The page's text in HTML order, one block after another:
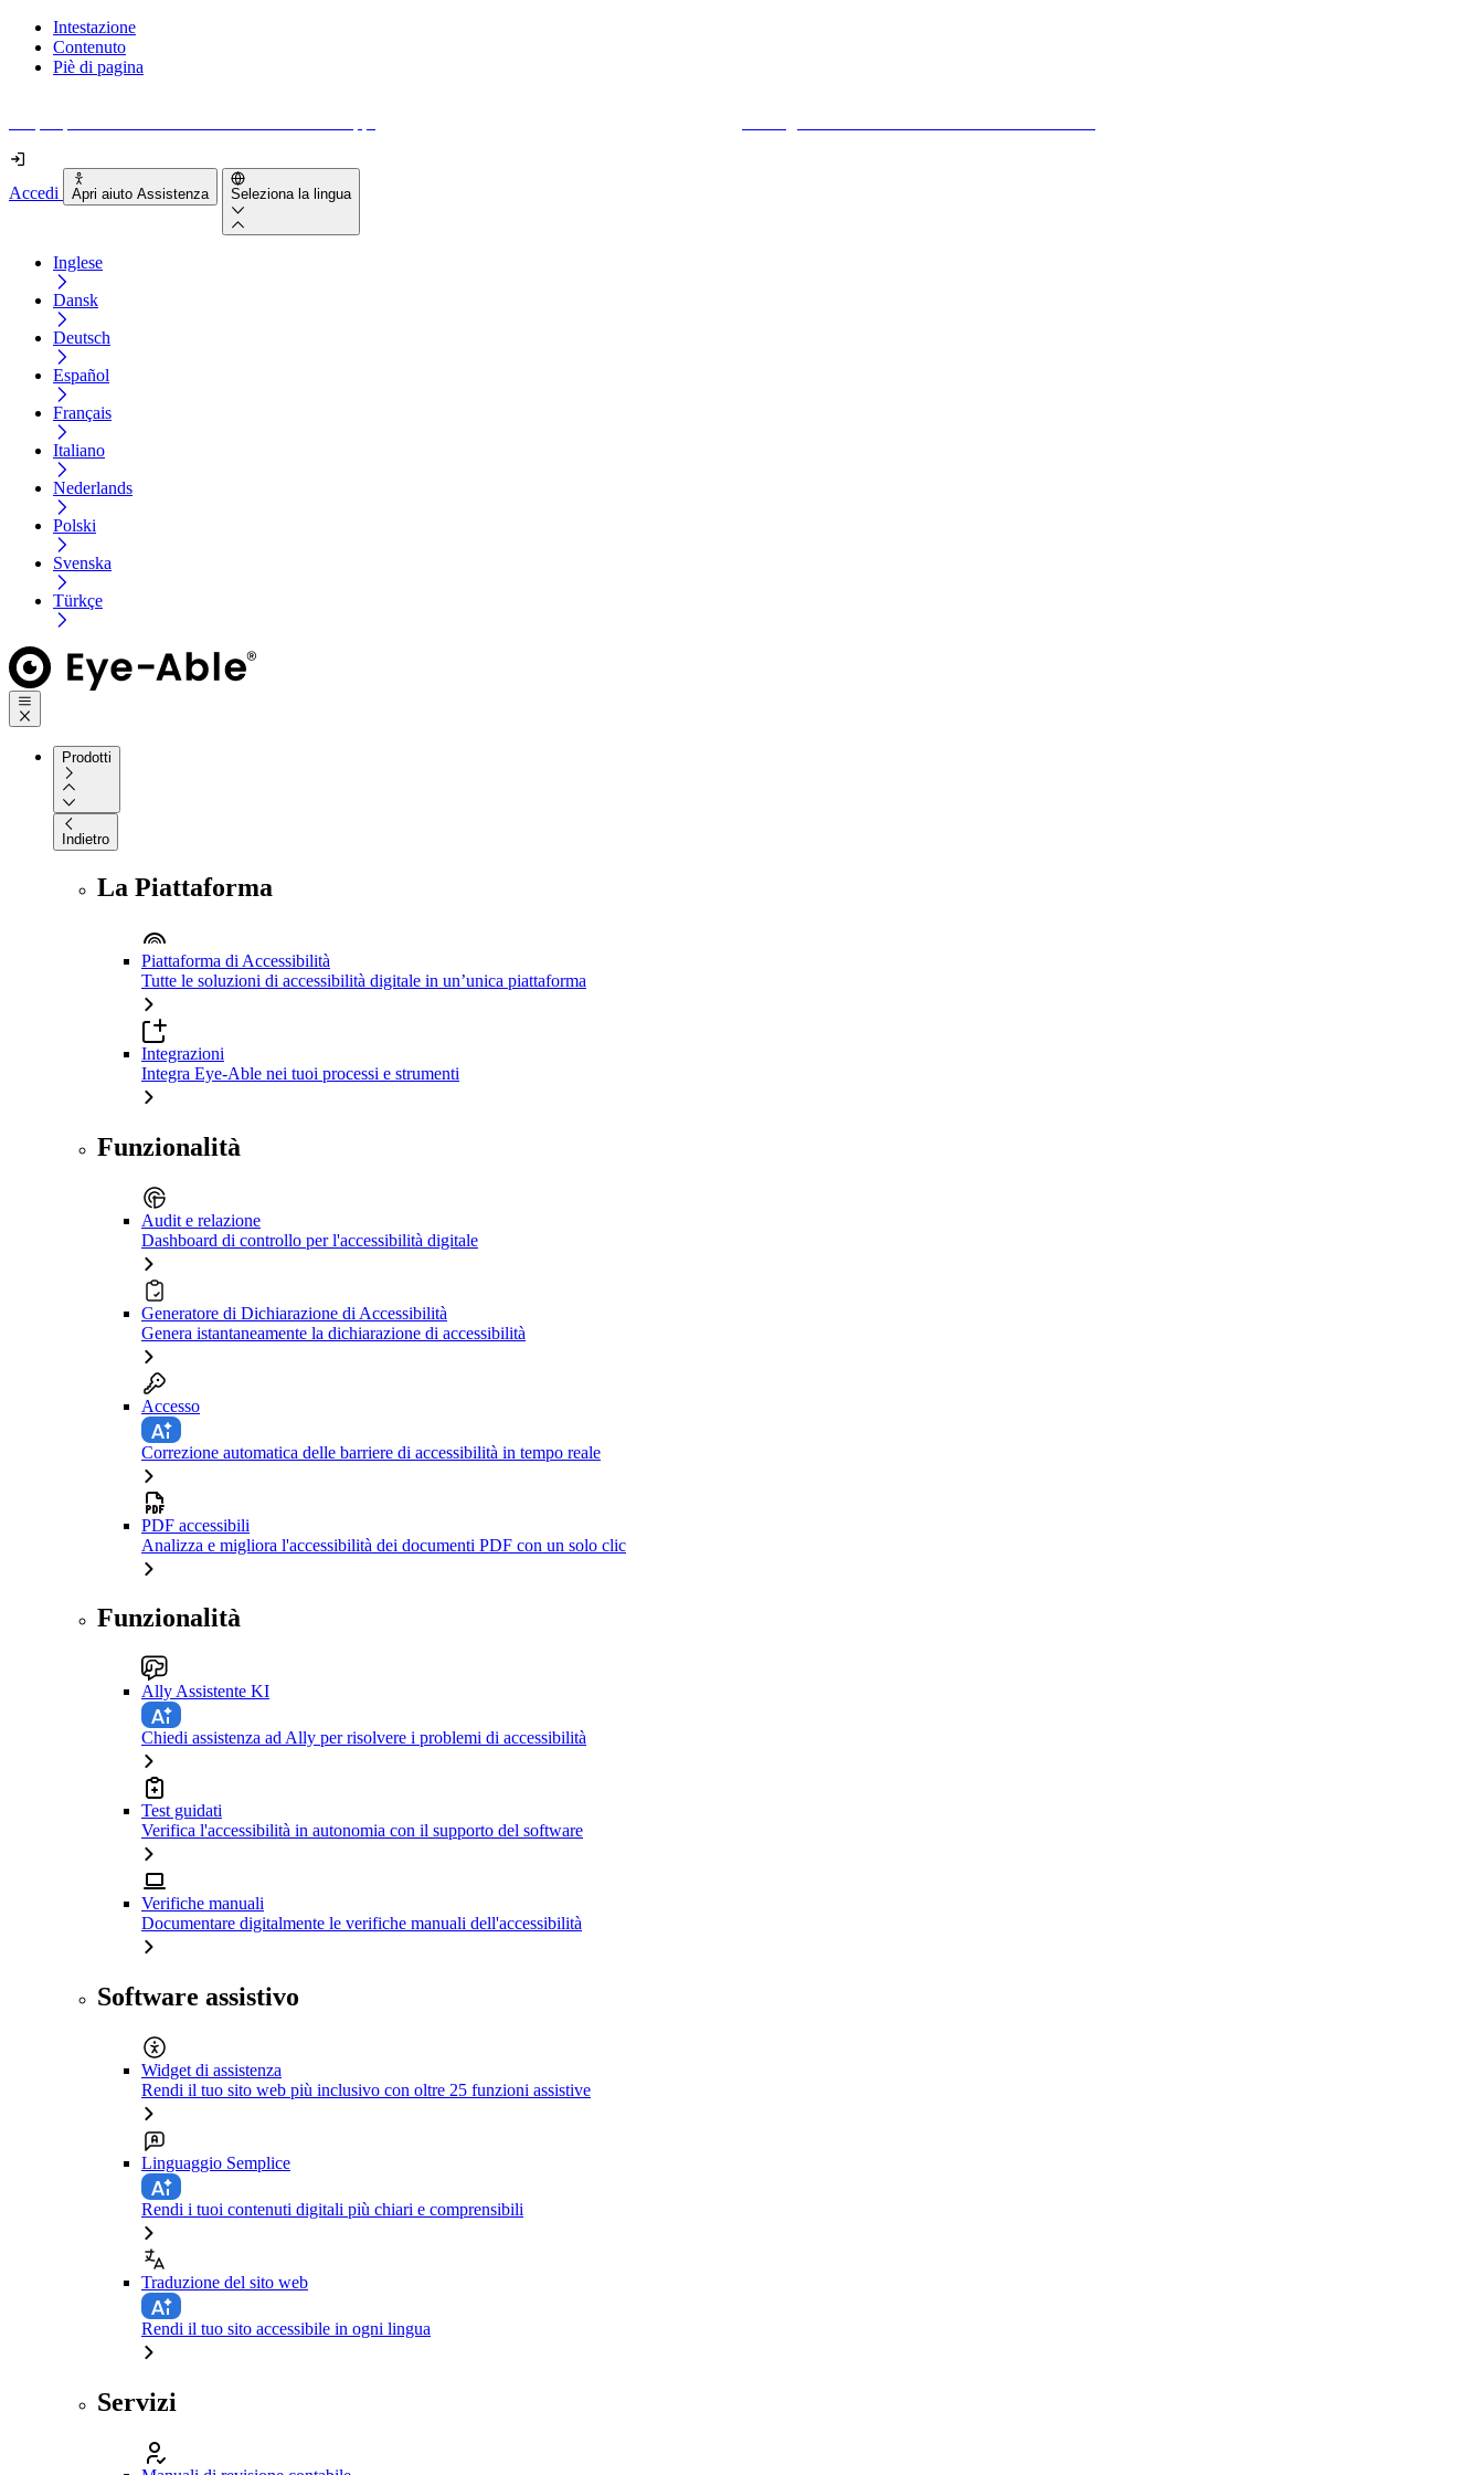
Intestazione
Contenuto
Piè di pagina
Accedi Apri aiuto Assistenza Seleziona la lingua
Inglese
Dansk
Deutsch
Español
Français
Italiano
Nederlands
Polski
Svenska
Türkçe
Prodotti
Indietro
La Piattaforma
Piattaforma di Accessibilità
Tutte le soluzioni di accessibilità digitale in un’unica piattaforma
Integrazioni
Integra Eye-Able nei tuoi processi e strumenti
Funzionalità
Audit e relazione
Dashboard di controllo per l'accessibilità digitale
Generatore di Dichiarazione di Accessibilità
Genera istantaneamente la dichiarazione di accessibilità
Accesso
Correzione automatica delle barriere di accessibilità in tempo reale
PDF accessibili
Analizza e migliora l'accessibilità dei documenti PDF con un solo clic
Funzionalità
Ally Assistente KI
Chiedi assistenza ad Ally per risolvere i problemi di accessibilità
Test guidati
Verifica l'accessibilità in autonomia con il supporto del software
Verifiche manuali
Documentare digitalmente le verifiche manuali dell'accessibilità
Software assistivo
Widget di assistenza
Rendi il tuo sito web più inclusivo con oltre 25 funzioni assistive
Linguaggio Semplice
Rendi i tuoi contenuti digitali più chiari e comprensibili
Traduzione del sito web
Rendi il tuo sito accessibile in ogni lingua
Servizi